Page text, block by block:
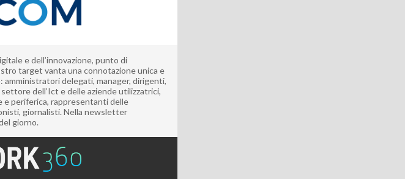
e dell’innovazione, punto di
target vanta una connotazione unica e
amministratori delegati, manager, dirigenti,
dell’Ict e delle aziende utilizzatrici,
e periferica, rappresentanti delle
giornalisti. Nella newsletter
giorno.